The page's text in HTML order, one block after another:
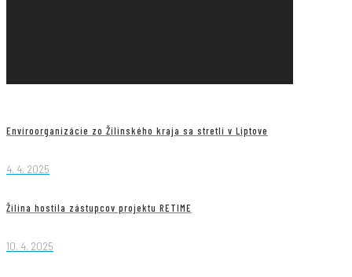
Enviroorganizácie zo Žilinského kraja sa stretli v Liptove
4. 4. 2025
Žilina hostila zástupcov projektu RETIME
10. 4. 2025